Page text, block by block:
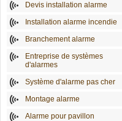
Devis installation alarme
Installation alarme incendie
Branchement alarme
Entreprise de systèmes
d'alarmes
Système d'alarme pas cher
Montage alarme
Alarme pour pavillon